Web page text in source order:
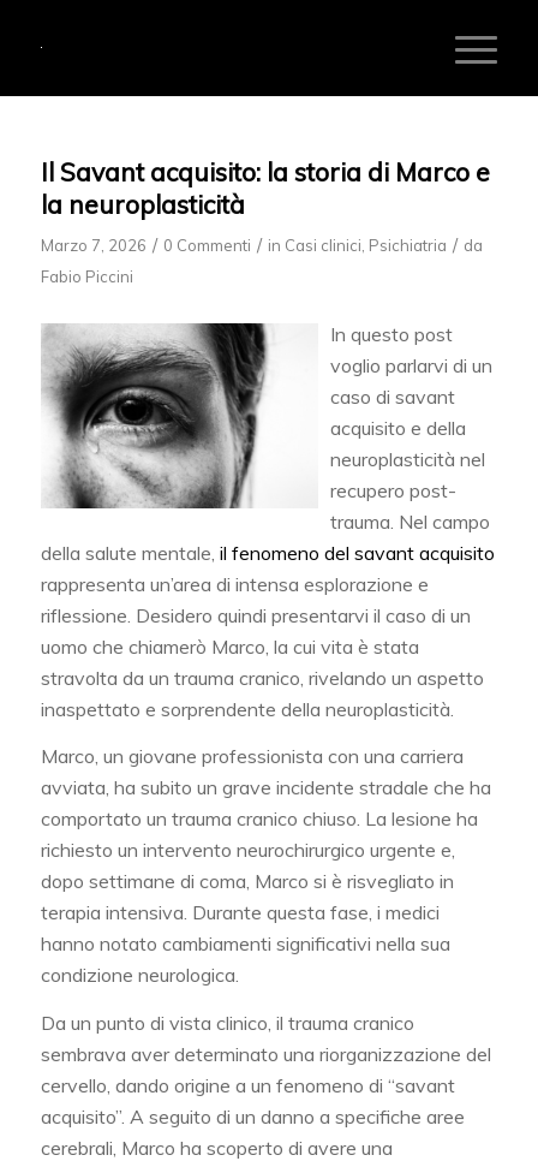
Il Savant acquisito: la storia di Marco e
la neuroplasticità
Marzo 7, 2026 / 0 Commenti / in Casi clinici Psichiatria / da
Fabio Piccini
In questo post
voglio parlarvi di un
caso di savant
acquisito e della
neuroplasticità nel
recupero post-
trauma. Nel campo
della salute mentale, il fenomeno del savant acquisito
rappresenta un’area di intensa esplorazione e
riflessione. Desidero quindi presentarvi il caso di un
uomo che chiamerò Marco, la cui vita è stata
stravolta da un trauma cranico, rivelando un aspetto
inaspettato e sorprendente della neuroplasticità.
Marco, un giovane professionista con una carriera
avviata, ha subito un grave incidente stradale che ha
comportato un trauma cranico chiuso. La lesione ha
richiesto un intervento neurochirurgico urgente e,
dopo settimane di coma, Marco si è risvegliato in
terapia intensiva. Durante questa fase, i medici
hanno notato cambiamenti significativi nella sua
condizione neurologica.
Da un punto di vista clinico, il trauma cranico
sembrava aver determinato una riorganizzazione del
cervello, dando origine a un fenomeno di “savant
acquisito”. A seguito di un danno a specifiche aree
cerebrali, Marco ha scoperto di avere una